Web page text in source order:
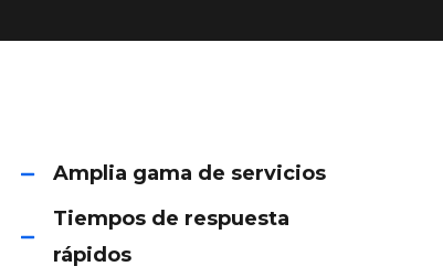
Amplia gama de servicios
Tiempos de respuesta
rápidos